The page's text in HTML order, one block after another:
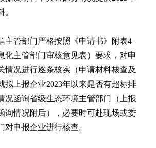
主管部门严格按照《申请书》附表4
化主管部门审核意见表）要求，对申
情况进行逐条核实（申请材料核查及
拟上报企业2023年以来是否有超标排
况函询省级生态环境主管部门（上报
询情况附后），必要时可赴现场或委
对申报企业进行核查。